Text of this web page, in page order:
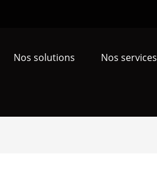
Nos solutions Nos services